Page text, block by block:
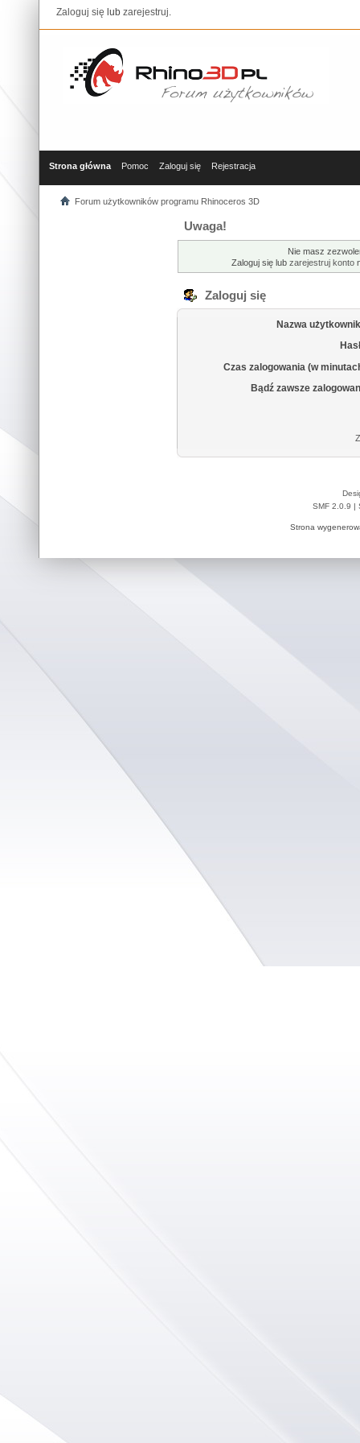
Zaloguj się lub zarejestruj.
Strona główna Pomoc Zaloguj się Rejestracja
Forum użytkowników programu Rhinoceros 3D
Uwaga!
Nie masz
Zaloguj się lub zarejestruj konto
Zaloguj się
Nazwa
Czas zalogowania (w
Bądź zawsze
SMF 2.0.9
Strona